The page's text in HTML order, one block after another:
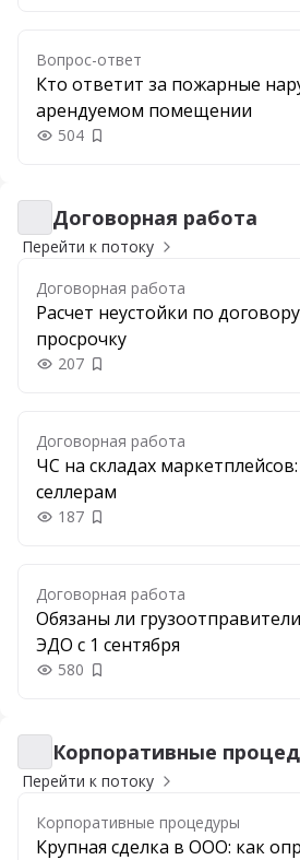
Вопрос-ответ
Кто ответит за пожарные
арендуемом помещении
504 Добавить в закладки
Договорная работа
Договорная работа
Перейти к потоку
Договорная работа
Расчет неустойки по
просрочку
207 Добавить в закладки
Договорная работа
ЧС на складах
селлерам
187 Добавить в закладки
Договорная работа
Обязаны ли
ЭДО с 1 сентября
580 Добавить в закладки
Корпоративные процедуры
Корпоративные
Перейти к потоку
Корпоративные процедуры
Крупная сделка в ООО: как